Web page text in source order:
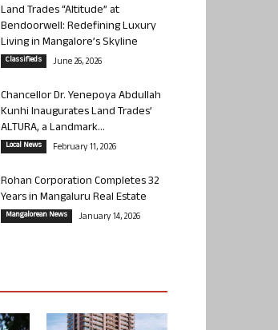
Land Trades “Altitude” at
Bendoorwell: Redefining Luxury
Living in Mangalore’s Skyline
Classifieds June 26, 2026
Chancellor Dr. Yenepoya Abdullah
Kunhi Inaugurates Land Trades’
ALTURA, a Landmark...
Local News February 11, 2026
Rohan Corporation Completes 32
Years in Mangaluru Real Estate
Mangalorean News January 14, 2026